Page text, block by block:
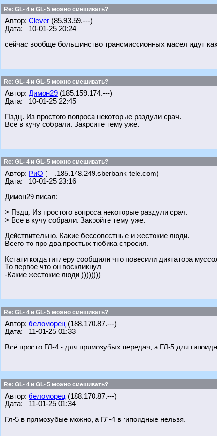
Re: GL- 4 и GL- 5 можно смешивать?
Автор: Clever (85.93.59.---)
Дата: 10-01-25 20:24
сейчас вообще большинство трансмиссионных масел идут
Re: GL- 4 и GL- 5 можно смешивать?
Автор: Димон29 (185.159.174.---)
Дата: 10-01-25 22:45
Пздц. Из простого вопроса некоторые раздули срач.
Все в кучу собрали. Закройте тему уже.
Re: GL- 4 и GL- 5 можно смешивать?
Автор: РиО (---.185.148.249.sberbank-tele.com)
Дата: 10-01-25 23:16
Димон29 писал:
> Пздц. Из простого вопроса некоторые раздули срач.
> Все в кучу собрали. Закройте тему уже.
Действительно. Какие бессовестные и жестокие люди.
Всего-то про два простых тюбика спросил.
Кстати когда гитлеру сообщили что повесили диктатора
То первое что он воскликнул
-Какие жестокие люди ))))))))
Re: GL- 4 и GL- 5 можно смешивать?
Автор: беломорец (188.170.87.---)
Дата: 11-01-25 01:33
Всё просто ГЛ-4 - для прямозубых передач, а ГЛ-5 для
Re: GL- 4 и GL- 5 можно смешивать?
Автор: беломорец (188.170.87.---)
Дата: 11-01-25 01:34
Гл-5 в прямозубые можно, а ГЛ-4 в гипоидные нельзя.